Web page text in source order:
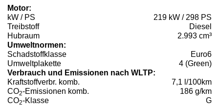
Motor:
kW / PS
219 kW / 298 PS
Treibstoff
Diesel
Hubraum
2.993 cm³
Umweltnormen:
Schadstoffklasse
Euro6
Umweltplakette
4 (Green)
Verbrauch und Emissionen nach WLTP:
Kraftstoffverbr. komb.
7,1 l/100km
CO2-Emissionen komb.
186 g/km
CO2-Klasse G